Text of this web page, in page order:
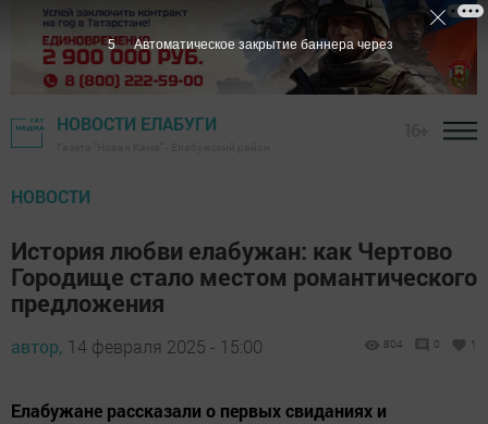
НОВОСТИ ЕЛАБУГИ
НОВОСТИ
История любви елабужан: как Чертово
Городище стало местом романтического
предложения
автор, 14 февраля 2025 - 15:00 804 0 1
Елабужане рассказали о первых свиданиях и
3 Автоматическое закрытие баннера через